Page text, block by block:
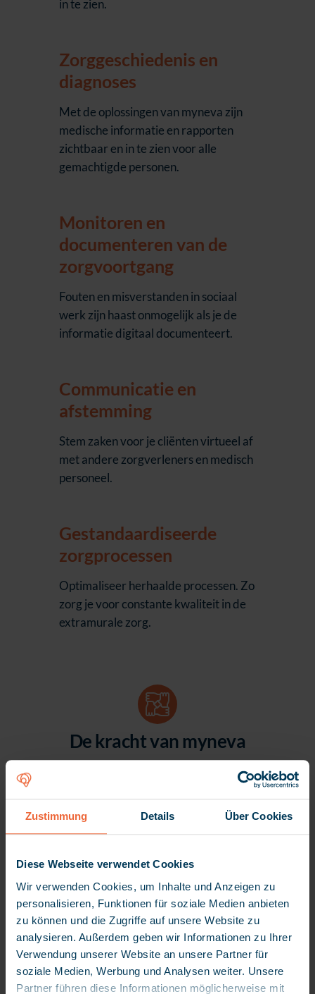
Zustimmung Details Über Cookies
Diese Webseite verwendet Cookies
Wir verwenden Cookies, um Inhalte und Anzeigen zu
personalisieren, Funktionen für soziale Medien anbieten
zu können und die Zugriffe auf unsere Website zu
analysieren. Außerdem geben wir Informationen zu Ihrer
Verwendung unserer Website an unsere Partner für
soziale Medien, Werbung und Analysen weiter. Unsere
Partner führen diese Informationen möglicherweise mit
in te zien.
Zorggeschiedenis en
diagnoses
Met de oplossingen van myneva zijn
medische informatie en rapporten
zichtbaar en in te zien voor alle
gemachtigde personen.
Monitoren en
documenteren van de
zorgvoortgang
Fouten en misverstanden in sociaal
werk zijn haast onmogelijk als je de
informatie digitaal documenteert.
Communicatie en
afstemming
Stem zaken voor je cliënten virtueel af
met andere zorgverleners en medisch
personeel.
Gestandaardiseerde
zorgprocessen
Optimaliseer herhaalde processen. Zo
zorg je voor constante kwaliteit in de
extramurale zorg.
De kracht van myneva
ondersteuning
efficiënt uit
Documenteer gegevens ter
plekke en optimaliseer je
routeplanning voor de
extramurale en intramurale
zorg, onderweg en op elk